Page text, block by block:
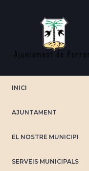
INICI
AJUNTAMENT
EL NOSTRE MUNICIPI
SERVEIS MUNICIPALS